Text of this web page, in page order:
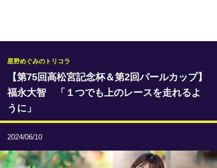
レース情報
本日のおすすめレース
年間開催予定表
トリマクリオリジナル予想
トリマクリコラム
お知らせ
星野めぐみのトリコラ
【第75回高松宮記念杯＆第2回パールカップ】
福永大智 「１つでも上のレースを走れるよ
うに」
2024/06/10